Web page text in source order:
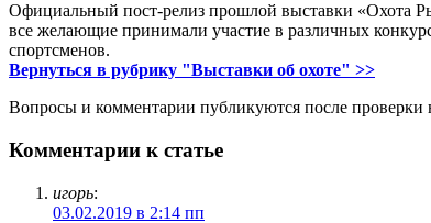
Официальный пост-релиз прошлой выставки «Охота
все желающие принимали участие в различных
спортсменов.
Вернуться в рубрику "Выставки об охоте" >>
Вопросы и комментарии публикуются после проверки
Комментарии к статье
игорь:
03.02.2019 в 2:14 пп